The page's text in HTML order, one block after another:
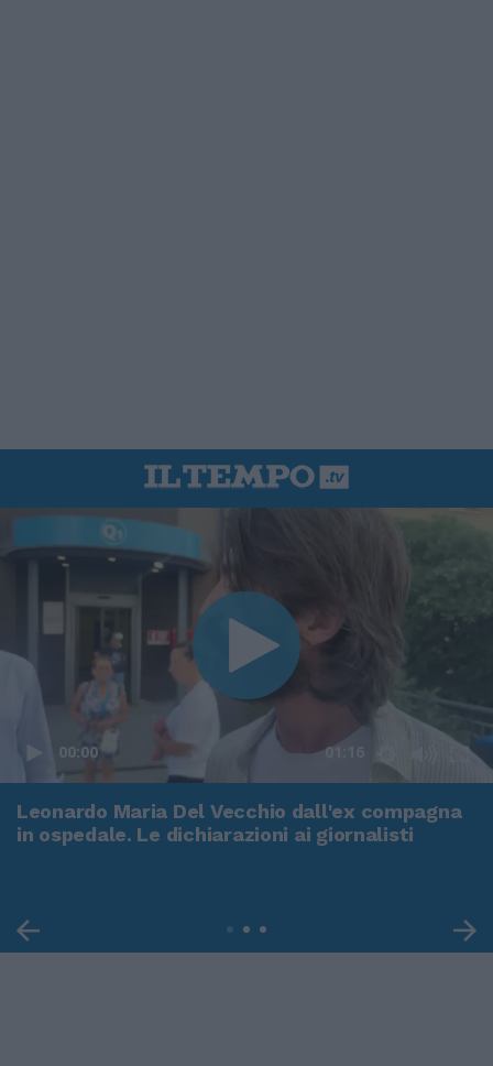
00:00 01:16
Leonardo Maria Del Vecchio dall'ex compagna
in ospedale. Le dichiarazioni ai giornalisti